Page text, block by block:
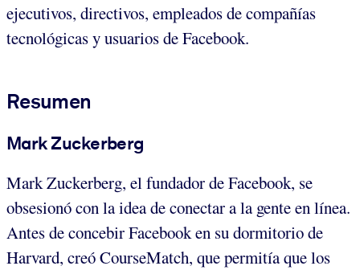
ejecutivos, directivos, empleados de compañías
tecnológicas y usuarios de Facebook.
Resumen
Mark Zuckerberg
Mark Zuckerberg, el fundador de Facebook, se
obsesionó con la idea de conectar a la gente en línea.
Antes de concebir Facebook en su dormitorio de
Harvard, creó CourseMatch, que permitía que los